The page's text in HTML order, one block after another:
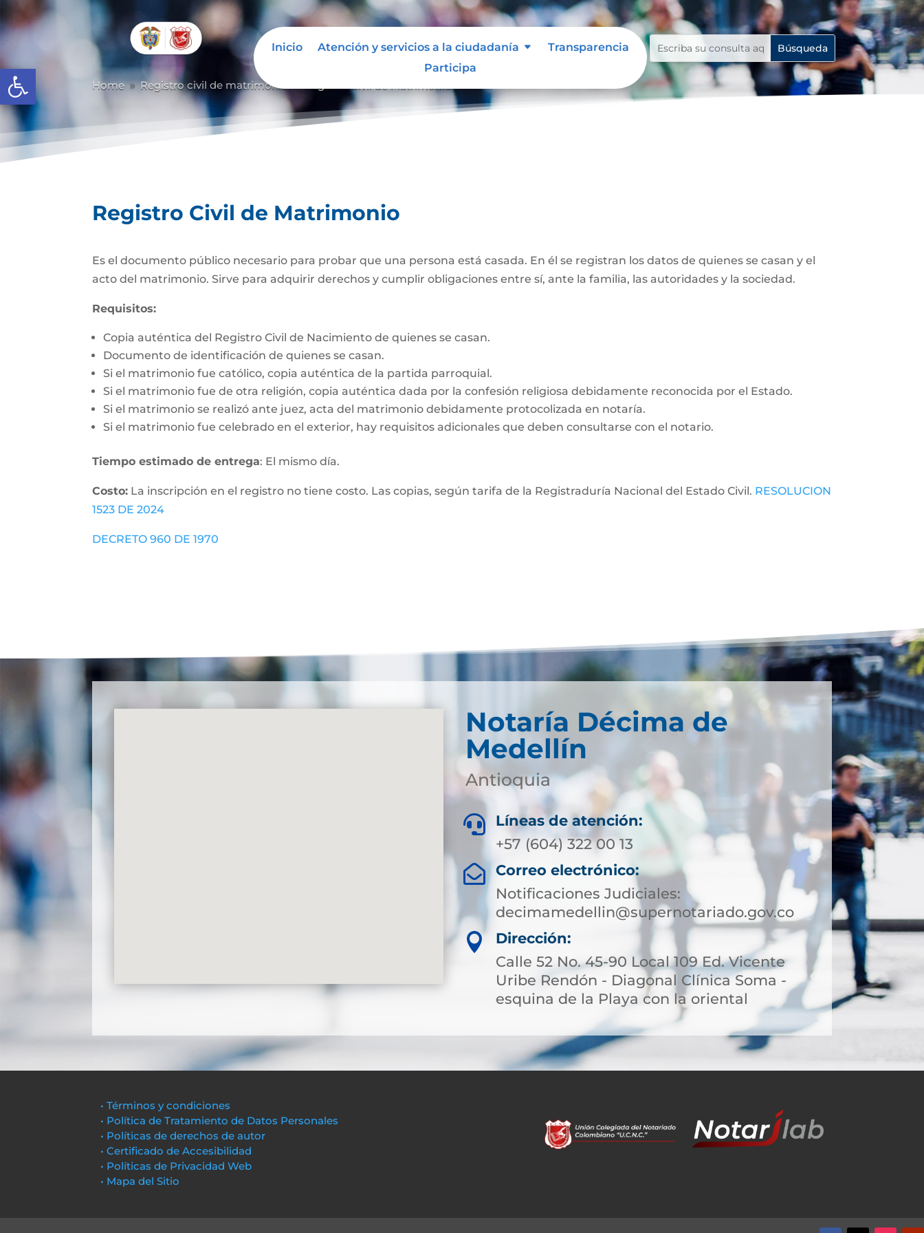
Abrir barra de herramientas
Inicio Atención y servicios a la ciudadanía
Transparencia
Participa
Home 9 Registro civil de matrimonio
Registro Civil de Matrimonio
Es el documento público necesario para probar que una persona está casada. En él se registran los datos de quienes se casan y el
acto del matrimonio. Sirve para adquirir derechos y cumplir obligaciones entre sí, ante la familia, las autoridades y la sociedad.
Requisitos:
Copia auténtica del Registro Civil de Nacimiento de quienes se casan.
Documento de identificación de quienes se casan.
Si el matrimonio fue católico, copia auténtica de la partida parroquial.
Si el matrimonio fue de otra religión, copia auténtica dada por la confesión religiosa debidamente reconocida por el Estado.
Si el matrimonio se realizó ante juez, acta del matrimonio debidamente protocolizada en notaría.
Si el matrimonio fue celebrado en el exterior, hay requisitos adicionales que deben consultarse con el notario.
Tiempo estimado de entrega: El mismo día.
Costo: La inscripción en el registro no tiene costo. Las copias, según tarifa de la Registraduría Nacional del Estado Civil. RESOLUCION
1523 DE 2024
DECRETO 960 DE 1970
Notaría Décima de
Medellín
Antioquia

Líneas de atención:
+57 (604) 322 00 13

Correo electrónico:
Notificaciones Judiciales:
decimamedellin@supernotariado.gov.co

Dirección:
Calle 52 No. 45-90 Local 109 Ed. Vicente
Uribe Rendón - Diagonal Clínica Soma -
esquina de la Playa con la oriental
• Términos y condiciones
• Política de Tratamiento de Datos Personales
• Políticas de derechos de autor
• Certificado de Accesibilidad
• Políticas de Privacidad Web
• Mapa del Sitio